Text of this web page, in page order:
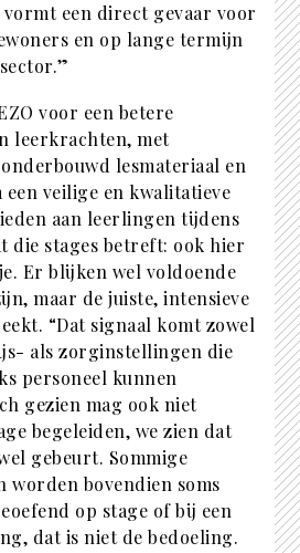
een direct gevaar voor
en op lange termijn
voor een betere
leerkrachten, met
lesmateriaal en
veilige en kwalitatieve
aan leerlingen tijdens
die stages betreft: ook hier
Er blijken wel voldoende
maar de juiste, intensieve
“Dat signaal komt zowel
als zorginstellingen die
personeel kunnen
gezien mag ook niet
begeleiden, we zien dat
gebeurt. Sommige
worden bovendien soms
op stage of bij een
dat is niet de bedoeling.